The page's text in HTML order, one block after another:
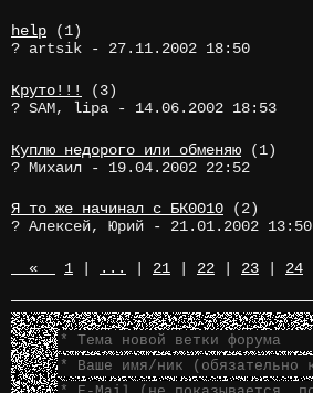
help (1)
? artsik - 27.11.2002 18:50
Круто!!!
(3)
? SAM, lipa - 14.06.2002 18:53
Куплю недорого или обменяю (1)
? Михаил - 19.04.2002 22:52
Я то же начинал с БК0010 (2)
? Алексей, Юрий - 21.01.2002 13:50
« 1 ... 21 22 23 24